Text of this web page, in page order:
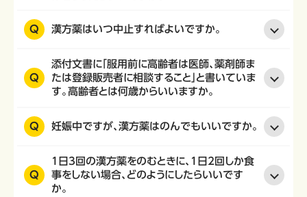
Q 漢方薬はいつ中止すればよいですか。
Q
添付文書に「服用前に高齢者は医師、薬剤師ま
たは登録販売者に相談すること」と書いていま
す。高齢者とは何歳からいいますか。
Q 妊娠中ですが、漢方薬はのんでもいいですか。
Q
1日3回の漢方薬をのむときに、1日2回しか食
事をしない場合、どのようにしたらいいです
か。